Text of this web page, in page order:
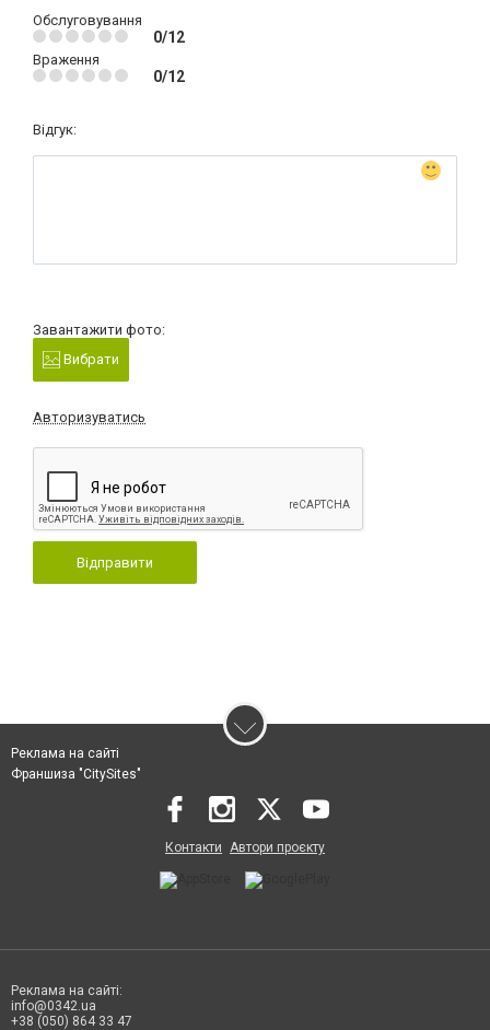
Обслуговування
0/12
Враження
0/12
Відгук:
Завантажити фото:
Вибрати
Авторизуватись
Відправити
Реклама на сайті
Франшиза "CitySites"
Контакти Автори проєкту
Реклама на сайті:
info@0342.ua
+38 (050) 864 33 47